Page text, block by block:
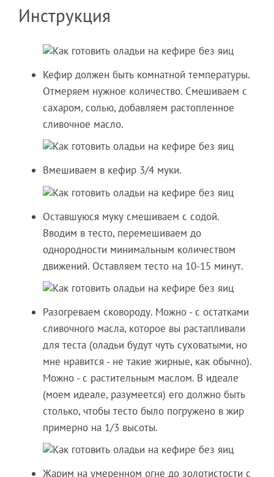
Инструкция
Кефир должен быть комнатной температуры.
Отмеряем нужное количество. Смешиваем с
сахаром, солью, добавляем растопленное
сливочное масло.
Вмешиваем в кефир 3/4 муки.
Оставшуюся муку смешиваем с содой.
Вводим в тесто, перемешиваем до
однородности минимальным количеством
движений. Оставляем тесто на 10-15 минут.
Разогреваем сковороду. Можно - с остатками
сливочного масла, которое вы растапливали
для теста (оладьи будут чуть суховатыми, но
мне нравится - не такие жирные, как обычно).
Можно - с растительным маслом. В идеале
(моем идеале, разумеется) его должно быть
столько, чтобы тесто было погружено в жир
примерно на 1/3 высоты.
Жарим на умеренном огне до золотистости с